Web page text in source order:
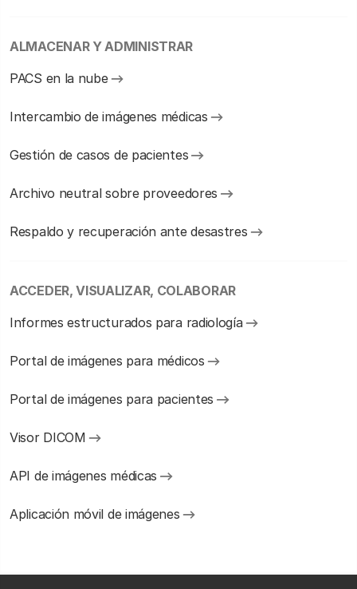
ALMACENAR Y ADMINISTRAR
PACS en la nube
Intercambio de imágenes médicas
Gestión de casos de pacientes
Archivo neutral sobre proveedores
Respaldo y recuperación ante desastres
ACCEDER, VISUALIZAR, COLABORAR
Informes estructurados para radiología
Portal de imágenes para médicos
Portal de imágenes para pacientes
Visor DICOM
API de imágenes médicas
Aplicación móvil de imágenes